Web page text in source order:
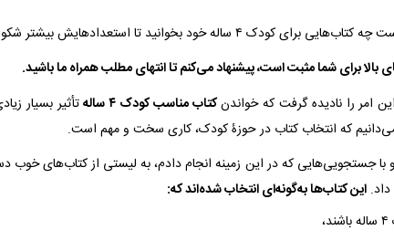
خود بخوانید تا استعدادهایش بیشتر شکوفا گردند؟
برای شما مثبت است، پیشنهاد می‌کنم تا انتهای مطلب همراه ما باشید.
امر را نادیده گرفت که خواندنکتاب مناسب کودک ۴ ساله
تأثیر بسیار
که انتخاب کتاب در حوزۀ کودک، کاری سخت و مهم است.
جستجویی‌هایی که در این زمینه انجام دادم، به لیستی از کتاب‌های خوب
این کتاب‌ها به‌گونه‌ای انتخاب شده‌اند که: